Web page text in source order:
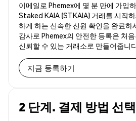
이메일로 Phemex에 몇 분 만에 가입
Staked KAIA (STKAIA) 거래를 시작
하게 하는 신속한 신원 확인을 완료하
감사로 Phemex의 안전한 등록은 처
신뢰할 수 있는 거래소로 만들어줍니
지금 등록하기
2 단계. 결제 방법 선택